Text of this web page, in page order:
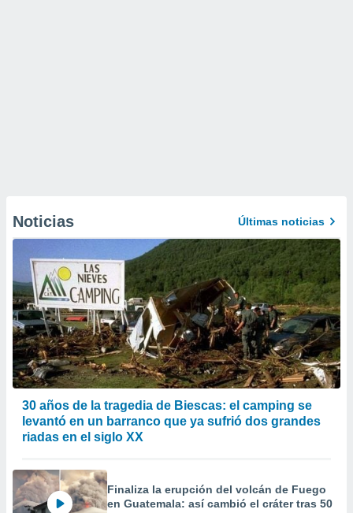
Noticias Últimas noticias
30 años de la tragedia de Biescas: el camping se
levantó en un barranco que ya sufrió dos grandes
riadas en el siglo XX
Finaliza la erupción del volcán de Fuego
en Guatemala: así cambió el cráter tras 50